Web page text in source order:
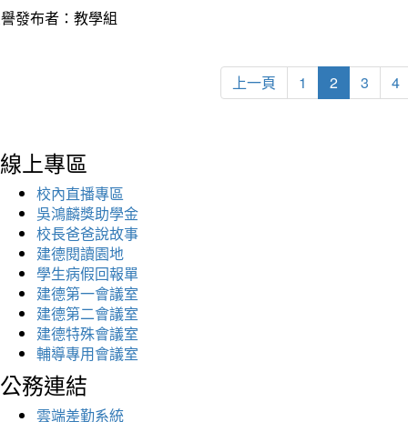
發布者：教學組
上一頁 1 2 3 4
線上專區
校內直播專區
吳鴻麟獎助學金
校長爸爸說故事
建德閱讀園地
學生病假回報單
建德第一會議室
建德第二會議室
建德特殊會議室
輔導專用會議室
公務連結
雲端差勤系統